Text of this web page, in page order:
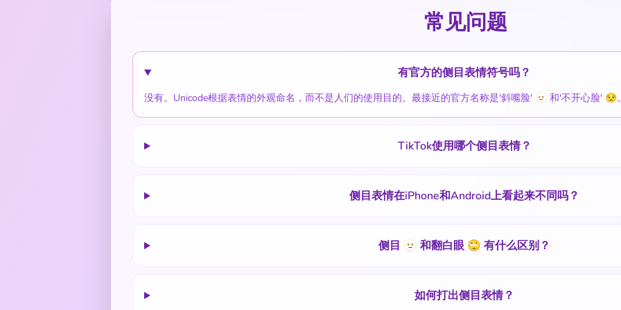
常见问题
有官方的侧目表情符号吗？
没有。Unicode根据表情的外观命名，而不是人们的使用目的。最接近的官方名称是'斜嘴脸' 🫥 和'不开心脸' 😒
TikTok使用哪个侧目表情？
侧目表情在iPhone和Android上看起来不同吗？
侧目 🫥 和翻白眼 🙄 有什么区别？
如何打出侧目表情？